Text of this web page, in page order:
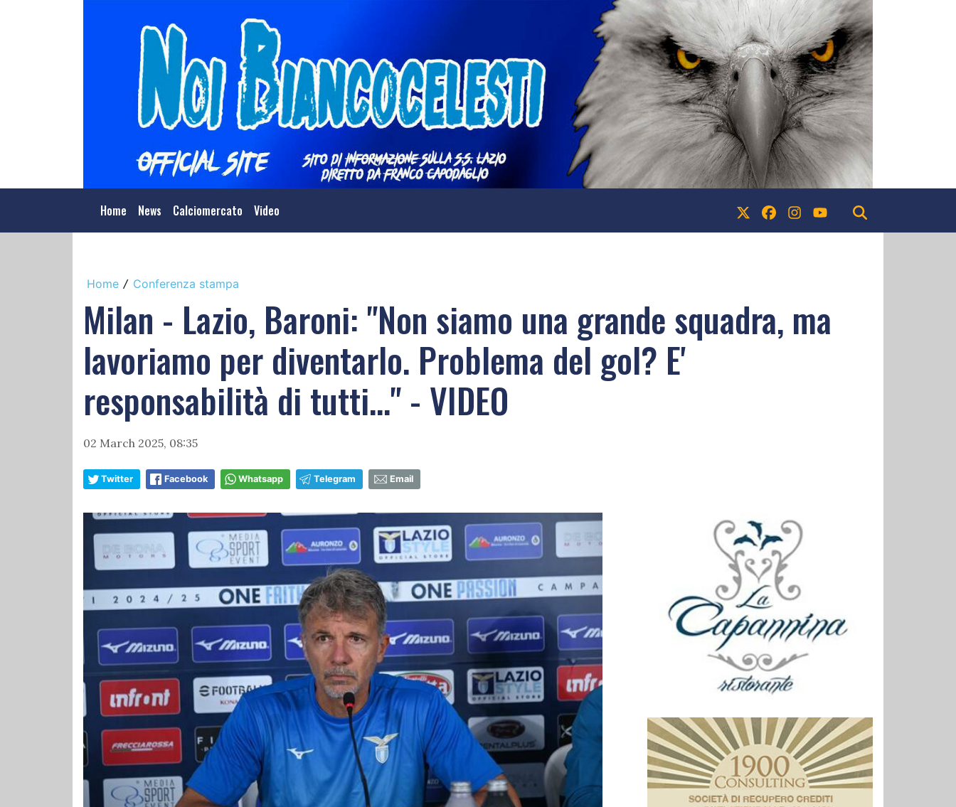
Home News Calciomercato Video
Home / Conferenza stampa
Milan - Lazio, Baroni: "Non siamo una grande squadra, ma
lavoriamo per diventarlo. Problema del gol? E'
responsabilità di tutti..." - VIDEO
02 March 2025, 08:35
Twitter Facebook Whatsapp Telegram Email